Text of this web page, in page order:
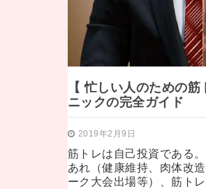
【 忙しい人のための
ニックの完全ガイド
2019年2月9日
筋トレは自己投資である
あれ（健康維持、肉体改
ーク大会出場等）、筋ト